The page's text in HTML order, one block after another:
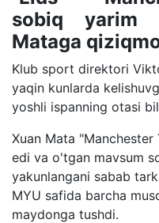
sobiq yarim
Mataga
Klub sport direktori
yaqin kunlarda
yoshli ispanning otasi
Xuan Mata
edi va o'tgan mavsum
yakunlangani sabab
MYU safida barcha
maydonga tushdi.